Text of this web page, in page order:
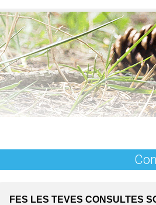
FES LES TEVES CONSULTES